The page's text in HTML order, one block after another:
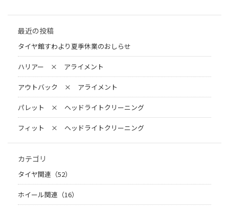
最近の投稿
タイヤ館すわより夏季休業のおしらせ
ハリアー × アライメント
アウトバック × アライメント
パレット × ヘッドライトクリーニング
フィット × ヘッドライトクリーニング
カテゴリ
タイヤ関連（52）
ホイール関連（16）